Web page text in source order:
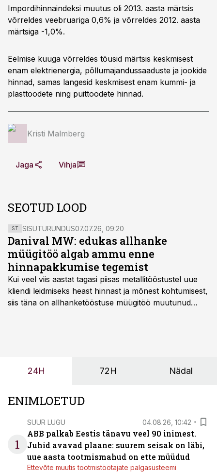
Impordihinnaindeksi muutus oli 2013. aasta märtsis
võrreldes veebruariga 0,6% ja võrreldes 2012. aasta
märtsiga -1,0%.
Eelmise kuuga võrreldes tõusid märtsis keskmisest
enam elektrienergia, põllumajandussaaduste ja jookide
hinnad, samas langesid keskmisest enam kummi- ja
plasttoodete ning puittoodete hinnad.
Kristi Malmberg
Jaga Vihja
SEOTUD LOOD
ST SISUTURUNDUS07.07.26, 09:20
Danival MW: edukas allhanke
müügitöö algab ammu enne
hinnapakkumise tegemist
Kui veel viis aastat tagasi piisas metallitööstustel uue
kliendi leidmiseks heast hinnast ja mõnest kohtumisest,
siis täna on allhanketööstuse müügitöö muutunud
24H 72H Nädal
ENIMLOETUD
1
SUUR LUGU 04.08.26, 10:42
ABB palkab Eestis tänavu veel 90 inimest.
Juhid avavad plaane: suurem seisak on läbi,
uue aasta tootmismahud on ette müüdud
Ettevõte muutis tootmistöötajate palgasüsteemi